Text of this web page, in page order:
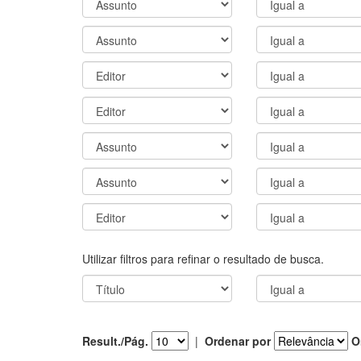
Utilizar filtros para refinar o resultado de busca.
Result./Pág. | Ordenar por